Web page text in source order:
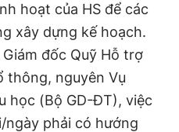
hoạt của HS để các
xây dựng kế hoạch.
đốc Quỹ Hỗ trợ
thông, nguyên Vụ
học (Bộ GD-ĐT), việc
phải có hướng